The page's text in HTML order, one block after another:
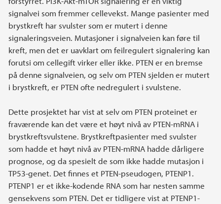
signalvei som fremmer cellevekst. Mange pasienter med
brystkreft har svulster som er mutert i denne
signaleringsveien. Mutasjoner i signalveien kan føre til
kreft, men det er uavklart om feilregulert signalering kan
forutsi om cellegift virker eller ikke. PTEN er en bremse
på denne signalveien, og selv om PTEN sjelden er mutert
i brystkreft, er PTEN ofte nedregulert i svulstene.
Dette prosjektet har vist at selv om PTEN proteinet er
fraværende kan det være et høyt nivå av PTEN-mRNA i
brystkreftsvulstene. Brystkreftpasienter med svulster
som hadde et høyt nivå av PTEN-mRNA hadde dårligere
prognose, og da spesielt de som ikke hadde mutasjon i
TP53-genet. Det finnes et PTEN-pseudogen, PTENP1.
PTENP1 er et ikke-kodende RNA som har nesten samme
gensekvens som PTEN. Det er tidligere vist at PTENP1-